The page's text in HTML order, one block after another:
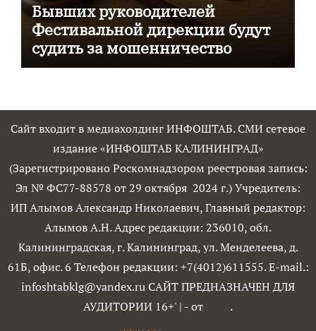
Бывших руководителей
Фестивальной дирекции будут
судить за мошенничество
Сайт входит в медиахолдинг ИНФОШТАБ. СМИ сетевое
издание «ИНФОШТАБ КАЛИНИНГРАД»
(Зарегистрировано Роскомнадзором реестровая запись:
Эл № ФС77-88578 от 29 октября 2024 г.) Учредитель:
ИП Алымов Александр Николаевич, Главный редактор:
Алымов А.Н. Адрес редакции: 236010, обл.
Калининградская, г. Калининград, ул. Менделеева, д.
61Б, офис. 6 Телефон редакции: +7(4012)611555. E-mail.:
infoshtabklg@yandex.ru САЙТ ПРЕДНАЗНАЧЕН ДЛЯ
АУДИТОРИИ 16+' | - от .